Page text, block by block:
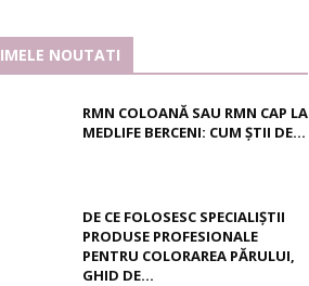
NOUTATI
RMN COLOANĂ SAU RMN CAP LA
MEDLIFE BERCENI: CUM ȘTII DE...
DE CE FOLOSESC SPECIALIȘTII
PRODUSE PROFESIONALE
PENTRU COLORAREA PĂRULUI,
GHID DE...